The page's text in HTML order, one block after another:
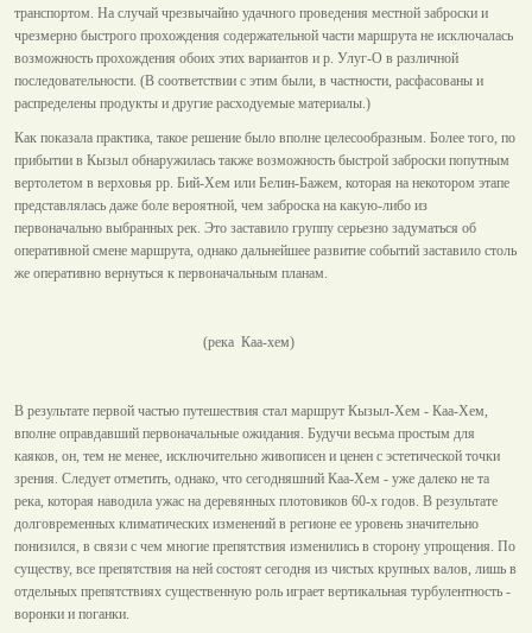
транспортом. На случай чрезвычайно удачного проведения местной заброски и
чрезмерно быстрого прохождения содержательной части маршрута не исключалась
возможность прохождения обоих этих вариантов и р. Улуг-О в различной
последовательности. (В соответствии с этим были, в частности, расфасованы и
распределены продукты и другие расходуемые материалы.)
Как показала практика, такое решение было вполне целесообразным. Более того, по
прибытии в Кызыл обнаружилась также возможность быстрой заброски попутным
вертолетом в верховья рр. Бий-Хем или Белин-Бажем, которая на некотором этапе
представлялась даже боле вероятной, чем заброска на какую-либо из
первоначально выбранных рек. Это заставило группу серьезно задуматься об
оперативной смене маршрута, однако дальнейшее развитие событий заставило столь
же оперативно вернуться к первоначальным планам.
(река Каа-хем)
В результате первой частью путешествия стал маршрут Кызыл-Хем - Каа-Хем,
вполне оправдавший первоначальные ожидания. Будучи весьма простым для
каяков, он, тем не менее, исключительно живописен и ценен с эстетической точки
зрения. Следует отметить, однако, что сегодняшний Каа-Хем - уже далеко не та
река, которая наводила ужас на деревянных плотовиков 60-х годов. В результате
долговременных климатических изменений в регионе ее уровень значительно
понизился, в связи с чем многие препятствия изменились в сторону упрощения. По
существу, все препятствия на ней состоят сегодня из чистых крупных валов, лишь в
отдельных препятствиях существенную роль играет вертикальная турбулентность -
воронки и поганки.